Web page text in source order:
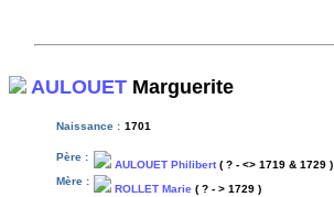
AULOUET Marguerite
Naissance : 1701
Père :
AULOUET Philibert( ? - <> 1719 & 1729 )
Mère :
ROLLET Marie ( ? - > 1729 )